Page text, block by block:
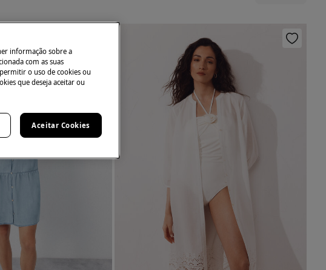
informação sobre a
com as suas
o uso de cookies ou
que deseja aceitar ou
Aceitar Cookies